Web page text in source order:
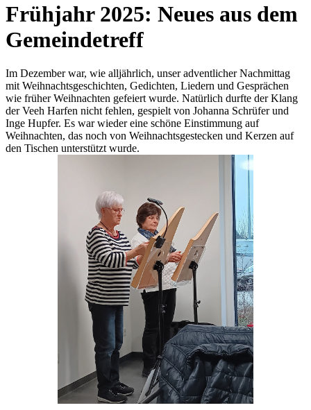
Frühjahr 2025: Neues aus dem
Gemeindetreff
Im Dezember war, wie alljährlich, unser adventlicher Nachmittag
mit Weihnachtsgeschichten, Gedichten, Liedern und Gesprächen
wie früher Weihnachten gefeiert wurde. Natürlich durfte der Klang
der Veeh Harfen nicht fehlen, gespielt von Johanna Schrüfer und
Inge Hupfer. Es war wieder eine schöne Einstimmung auf
Weihnachten, das noch von Weihnachtsgestecken und Kerzen auf
den Tischen unterstützt wurde.